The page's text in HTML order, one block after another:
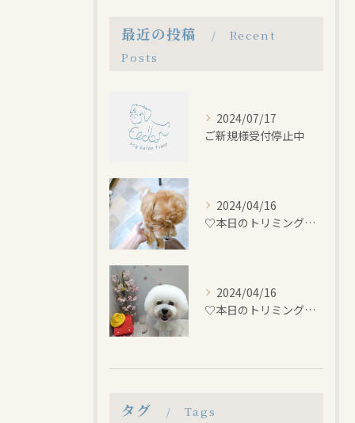
最近の投稿
Recent
Posts
2024/07/17
ご新規様受付停止中
2024/04/16
♡本日のトリミング♡⁠~岡崎トリミングサロン~
2024/04/16
♡本日のトリミング♡⁠~岡崎トリミングサロン~
タグ Tags